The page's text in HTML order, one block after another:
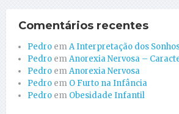
Comentários recentes
Pedro emA Interpretação dos
Pedro emAnorexia Nervosa –
Pedro emAnorexia Nervosa
Pedro em O Furto na Infância
Pedro em Obesidade Infantil